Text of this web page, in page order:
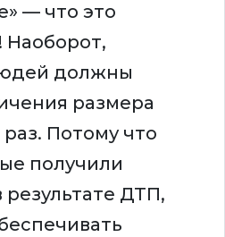
— что это
Наоборот,
должны
размера
Потому что
получили
ДТП,